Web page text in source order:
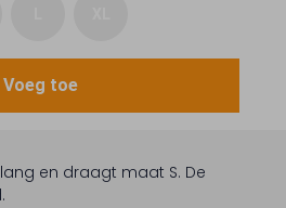
Voeg toe
en draagt maat S. De
.